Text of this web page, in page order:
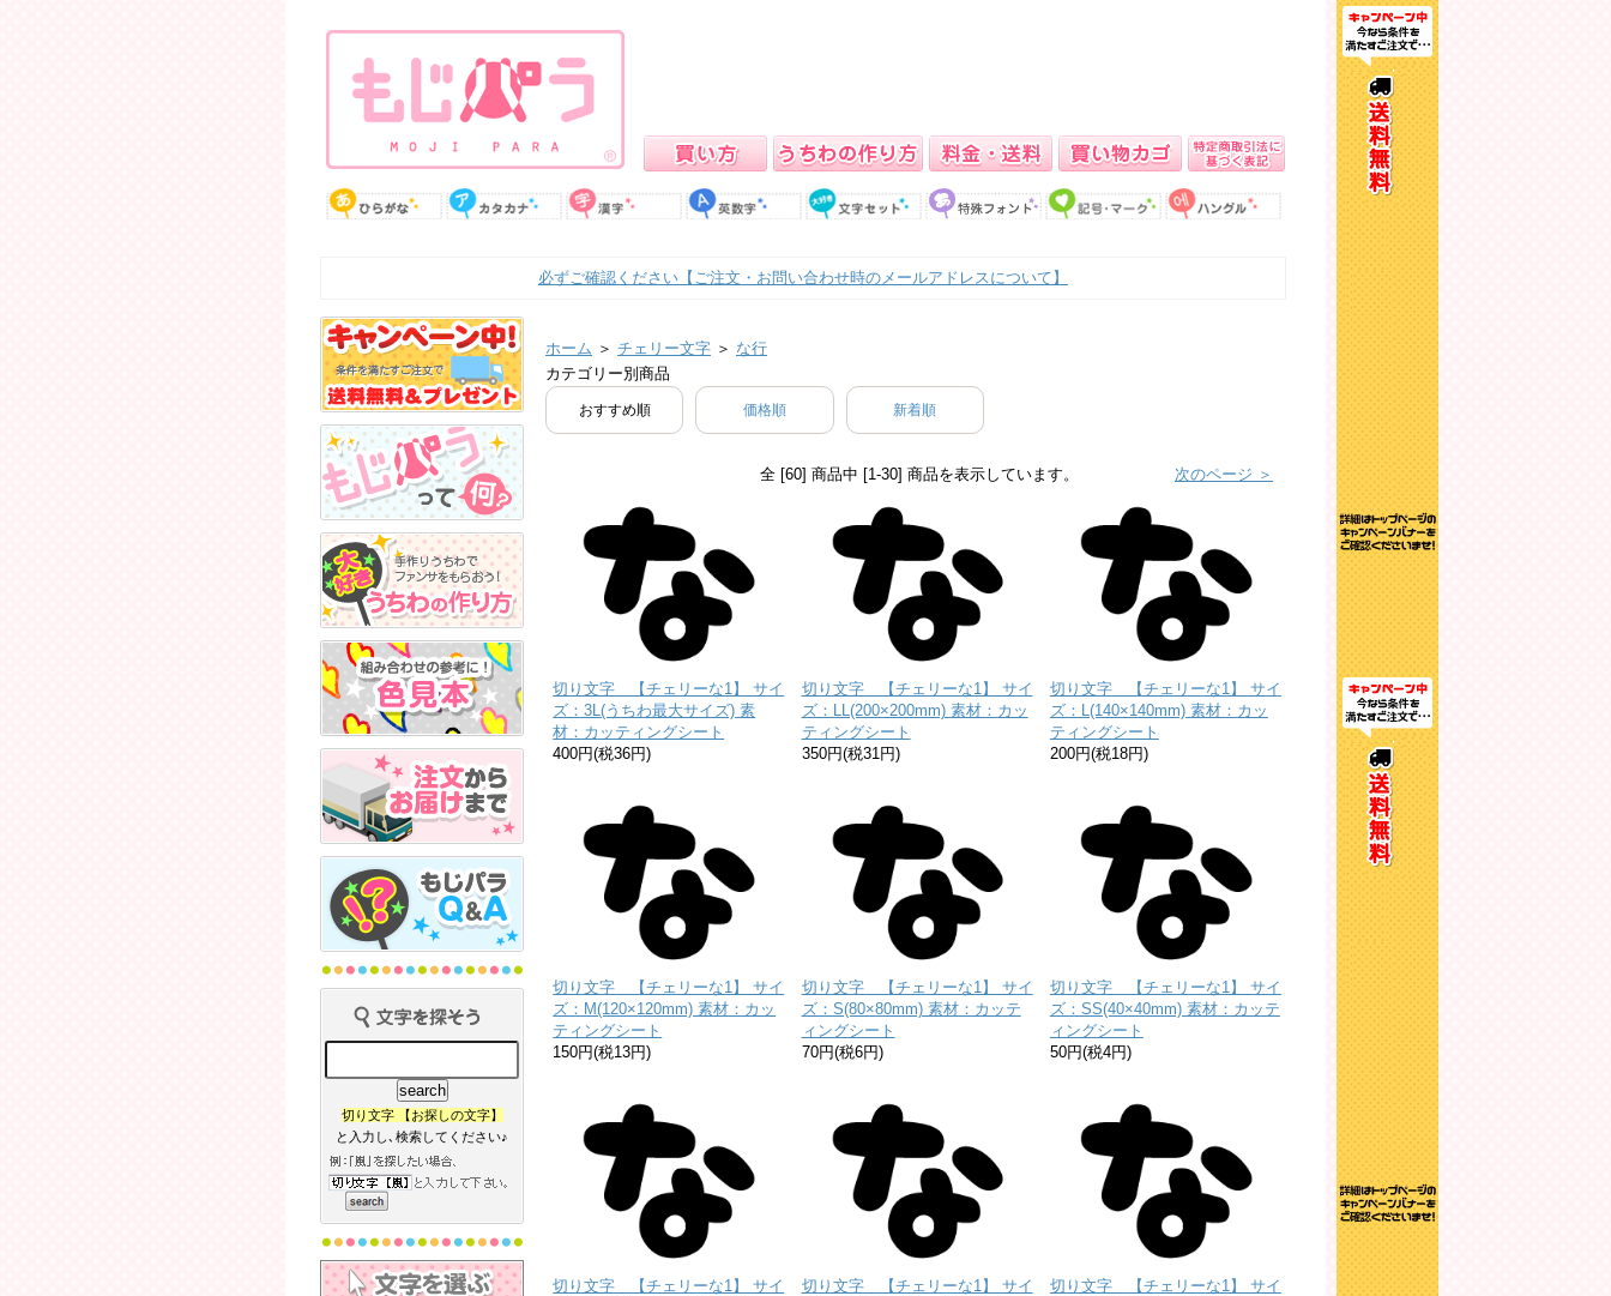
必ずご確認ください【ご注文・お問い合わせ時のメールアドレスについて】
切り文字 【お探しの文字】
と入力し､検索してください♪
ホーム ＞ チェリー文字 ＞ な行
カテゴリー別商品
おすすめ順 価格順 新着順
全 [60] 商品中 [1-30] 商品を表示しています。 次のページ ＞
切り文字 【チェリーな1】 サイ
ズ：3L(うちわ最大サイズ) 素
材：カッティングシート
400円(税36円)
切り文字 【チェリーな1】 サイ
ズ：LL(200×200mm) 素材：カッ
ティングシート
350円(税31円)
切り文字 【チェリーな1】 サイ
ズ：L(140×140mm) 素材：カッ
ティングシート
200円(税18円)
切り文字 【チェリーな1】 サイ
ズ：M(120×120mm) 素材：カッ
ティングシート
150円(税13円)
切り文字 【チェリーな1】 サイ
ズ：S(80×80mm) 素材：カッテ
ィングシート
70円(税6円)
切り文字 【チェリーな1】 サイ
ズ：SS(40×40mm) 素材：カッテ
ィングシート
50円(税4円)
切り文字 【チェリーな1】 サイ
切り文字 【チェリーな1】 サイ
切り文字 【チェリーな1】 サイ